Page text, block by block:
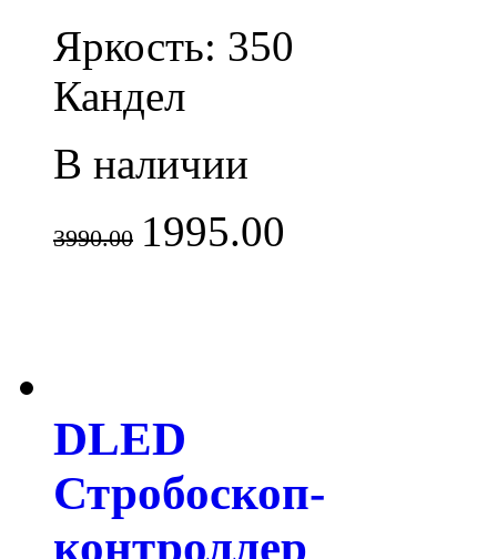
Яркость: 350
Кандел
В наличии
3990.00 1995.00
DLED
Стробоскоп-
контроллер